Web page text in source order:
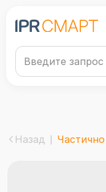
Назад